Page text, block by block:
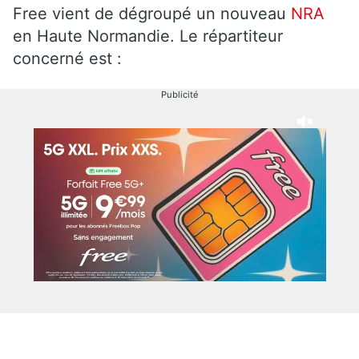
Free vient de dégroupé un nouveau NRA
en Haute Normandie. Le répartiteur
concerné est :
Publicité